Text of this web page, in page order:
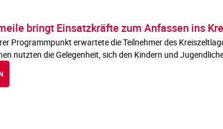
bringt Einsatzkräfte zum Anfassen ins
Programmpunkt erwartete die Teilnehmer des
nutzten die Gelegenheit, sich den Kindern und